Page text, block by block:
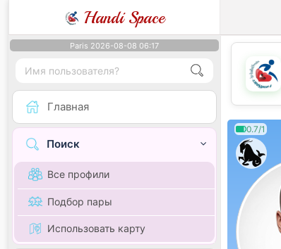
Handi Space
Paris 2026-08-08 06:17
Главная
Поиск
Все профили
Подбор пары
Использовать карту
0.7/1